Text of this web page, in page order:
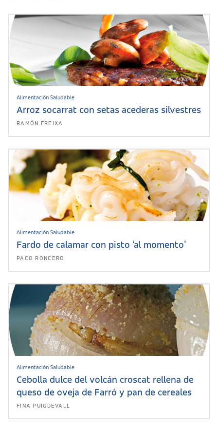
Alimentación Saludable
Arroz socarrat con setas acederas silvestres
RAMÓN FREIXA
Alimentación Saludable
Fardo de calamar con pisto ‘al momento’
PACO RONCERO
Alimentación Saludable
Cebolla dulce del volcán croscat rellena de
queso de oveja de Farró y pan de cereales
FINA PUIGDEVALL